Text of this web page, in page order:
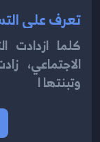
تعرف على
كلما ازدادت
الاجتماعي،
وتبنتها ا